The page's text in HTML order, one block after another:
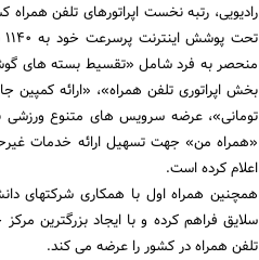
منحصر به فرد شامل «تقسیط بسته های
تومانی»، عرضه سرویس های متنوع ورزشی
«همراه من» جهت تسهیل ارائه خدمات
اعلام کرده است.
همچنین همراه اول با همکاری شرکتهای
سلایق فراهم کرده و با ایجاد بزرگترین
تلفن همراه در کشور را عرضه می کند.